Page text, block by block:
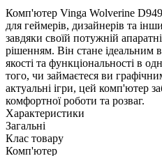
Комп'ютер Vinga Wolverine
для геймерів, дизайнерів та
завдяки своїй потужній
рішенням. Він стане ідеальним
якості та функціональності в
того, чи займаєтеся ви
актуальні ігри, цей комп'ютер
комфортної роботи та розваг.
Характеристики
Загальні
Клас товару
Комп'ютер